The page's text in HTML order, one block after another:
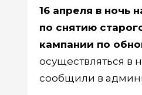
16 апреля в ночь
по снятию
кампании по
осуществляться в
сообщили в